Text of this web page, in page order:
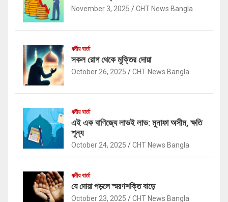
November 3, 2025 CHT News Bangla
ধর্মীয় বার্তা
সকল রোগ থেকে মুক্তির দোয়া
October 26, 2025 CHT News Bangla
ধর্মীয় বার্তা
এই এক বাণিজ্যে লাভই লাভ: মুনাফা অসীম, ক্ষতি
শূন্য
October 24, 2025 CHT News Bangla
ধর্মীয় বার্তা
যে দোয়া পড়লে স্মরণশক্তি বাড়ে
October 23, 2025 CHT News Bangla